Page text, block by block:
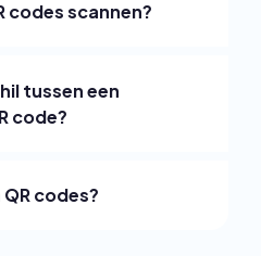
codes scannen?
tussen een
code?
codes?